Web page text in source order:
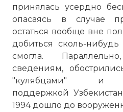
принялась усердно
опасаясь в случае
остаться вообще вне
добиться сколь-
смогла.
сведениям,
"кулябцами" и
поддержкой
1994 дошло до